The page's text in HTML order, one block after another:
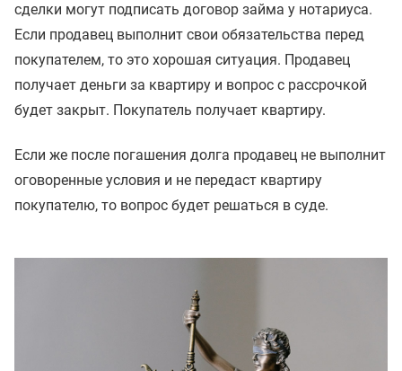
сделки могут подписать договор займа у нотариуса.
Если продавец выполнит свои обязательства перед
покупателем, то это хорошая ситуация. Продавец
получает деньги за квартиру и вопрос с рассрочкой
будет закрыт. Покупатель получает квартиру.
Если же после погашения долга продавец не выполнит
оговоренные условия и не передаст квартиру
покупателю, то вопрос будет решаться в суде.